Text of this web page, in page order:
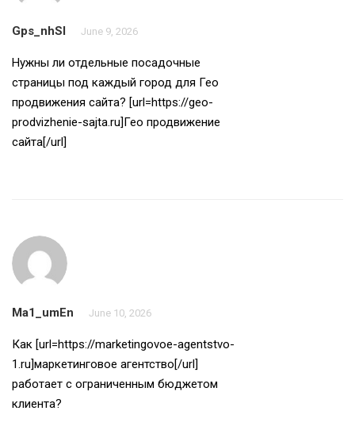
Gps_nhSl June 9, 2026
Нужны ли отдельные посадочные
страницы под каждый город для Гео
продвижения сайта? [url=https://geo-
prodvizhenie-sajta.ru]Гео продвижение
сайта[/url]
Ma1_umEn June 10, 2026
Как [url=https://marketingovoe-agentstvo-
1.ru]маркетинговое агентство[/url]
работает с ограниченным бюджетом
клиента?